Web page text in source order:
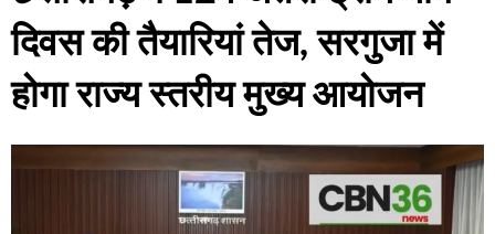
दिवस की तैयारियां तेज, सरगुजा में
होगा राज्य स्तरीय मुख्य आयोजन